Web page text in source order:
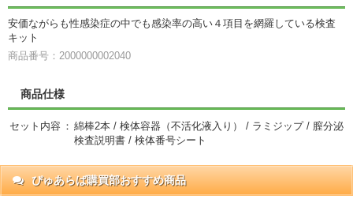
安価ながらも性感染症の中でも感染率の高い４項目を網羅している検査
キット
商品番号：2000000002040
商品仕様
セット内容 ： 綿棒2本 / 検体容器（不活化液入り） / ラミジップ / 膣分泌
検査説明書 / 検体番号シート
ぴゅあらば購買部おすすめ商品